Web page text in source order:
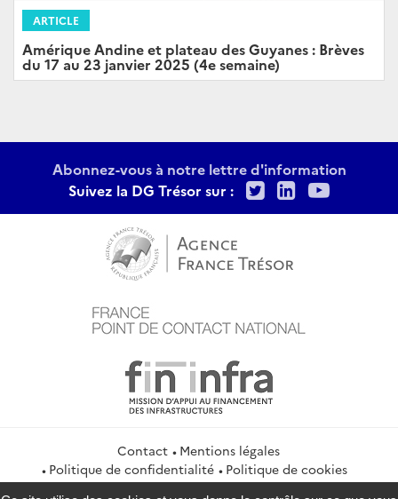
ARTICLE
Amérique Andine et plateau des Guyanes : Brèves
du 17 au 23 janvier 2025 (4e semaine)
Abonnez-vous à notre lettre d'information
Suivez la DG Trésor sur :
TwitterLinkedIn
Contact
Mentions légales
Politique de confidentialité
Politique de cookies
Gestion des cookies
Flux RSS